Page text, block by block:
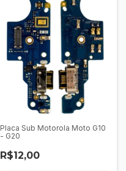
Placa Sub Motorola Moto G10
- G20
R$12,00